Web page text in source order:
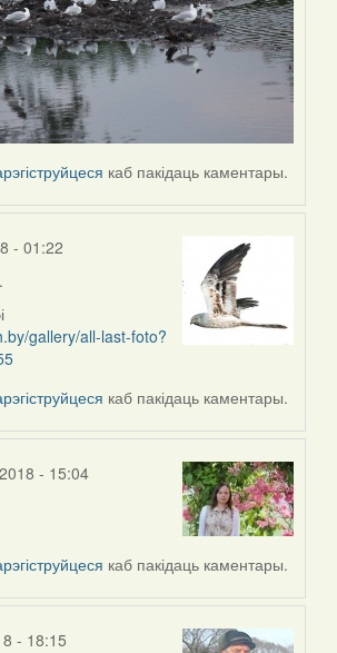
каб пакідаць каментары.
- 01:22
gallery/all-last-foto?
каб пакідаць каментары.
- 15:04
каб пакідаць каментары.
- 18:15